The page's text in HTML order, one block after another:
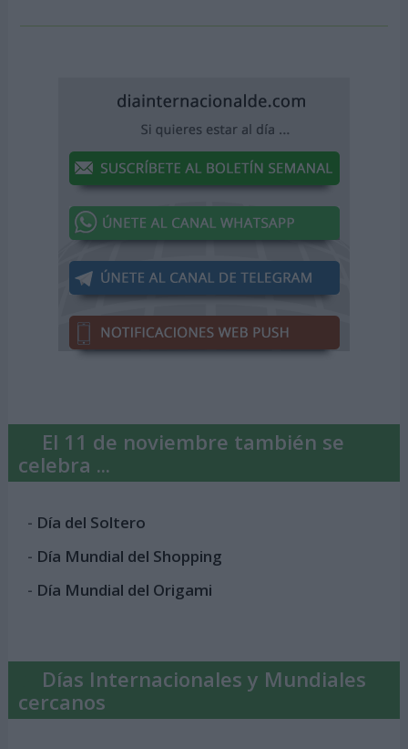
El 11 de noviembre también se
celebra ...
- Día del Soltero
- Día Mundial del Shopping
- Día Mundial del Origami
Días Internacionales y Mundiales
cercanos